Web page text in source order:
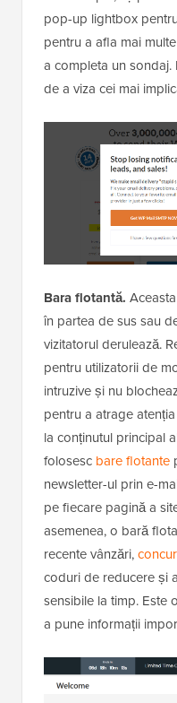
pop-up lightbox
pentru a afla mai
a completa un
de a viza cei mai
Bara flotantă.
în partea de sus sau
vizitatorul derulează.
pentru utilizatorii de
intruzive și nu
pentru a atrage
la conținutul principal
folosesc bare flotante
newsletter-ul prin e-
pe fiecare pagină a
asemenea, o bară
recente vânzări,
coduri de reducere și
sensibile la timp. Este
a pune informații